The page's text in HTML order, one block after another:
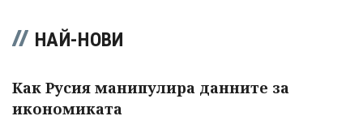
НАЙ-НОВИ
Как Русия манипулира данните за
икономиката